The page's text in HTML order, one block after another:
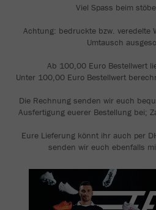
Viel Spass beim
Achtung: bedruckte bzw. veredelte
Umtausch
Ab 100,00 Euro Bestellwert
Unter 100,00 Euro Bestellwert
Die Rechnung senden wir euch
Ausfertigung euerer Bestellung bei;
Eure Lieferung könnt ihr auch per
senden wir euch ebenfalls